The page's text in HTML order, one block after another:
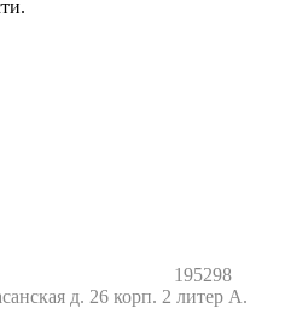
195298
д. 26 корп. 2 литер А.